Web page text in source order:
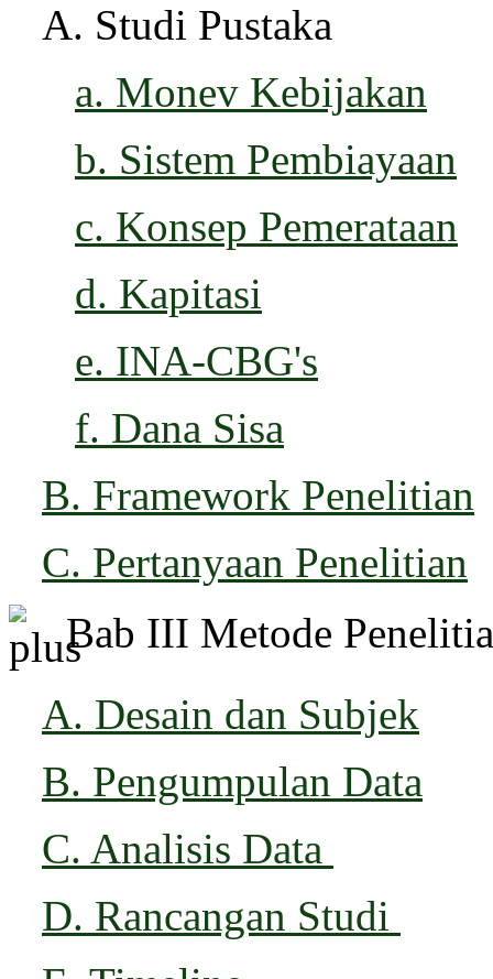
A. Studi Pustaka
a. Monev Kebijakan
b. Sistem Pembiayaan
c. Konsep Pemerataan
d. Kapitasi
e. INA-CBG's
f. Dana Sisa
B. Framework Penelitian
C. Pertanyaan Penelitian
Bab III Metode
A. Desain dan Subjek
B. Pengumpulan Data
C. Analisis Data
D. Rancangan Studi